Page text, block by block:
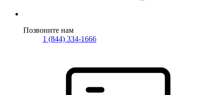
Позвоните нам
1 (844) 334-1666